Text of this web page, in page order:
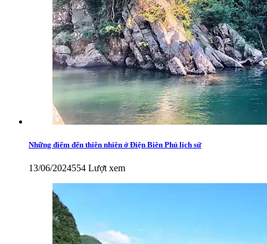
Những điểm đến thiên nhiên ở Điện Biên Phủ lịch sử
13/06/2024554 Lượt xem